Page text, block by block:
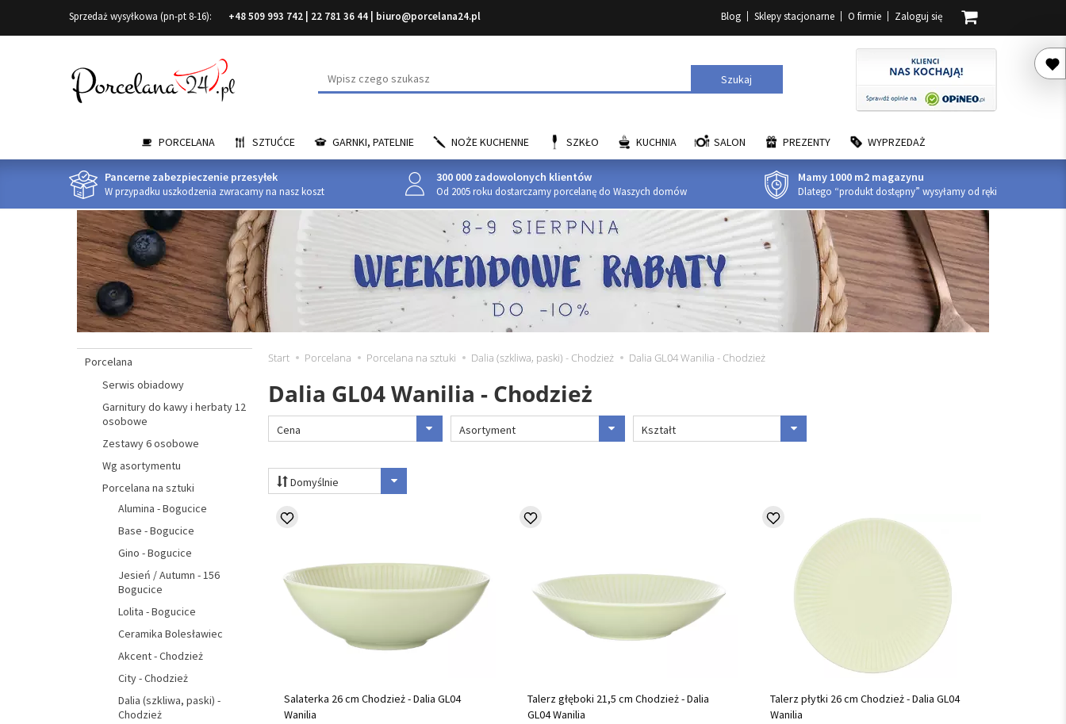
Sprzedaż wysyłkowa (pn-pt 8-16): +48 509 993 742 22 781 36 44 biuro@porcelana24.pl Blog Sklepy stacjonarne O firmie Zaloguj się
Wyszukaj Szukaj
PORCELANA SZTUĆCE GARNKI, PATELNIE NOŻE KUCHENNE SZKŁO KUCHNIA SALON PREZENTY WYPRZEDAŻ
Pancerne zabezpieczenie przesyłek
W przypadku uszkodzenia zwracamy na nasz koszt
300 000 zadowolonych klientów
Od 2005 roku dostarczamy porcelanę do Waszych domów
Mamy 1000 m2 magazynu
Dlatego “produkt dostępny” wysyłamy od ręki
Start Porcelana Porcelana na sztuki Dalia (szkliwa, paski) - Chodzież Dalia GL04 Wanilia - Chodzież
Dalia GL04 Wanilia - Chodzież
Cena Asortyment Kształt
Domyślnie
Salaterka 26 cm Chodzież - Dalia GL04
Wanilia
Talerz głęboki 21,5 cm Chodzież - Dalia
GL04 Wanilia
Talerz płytki 26 cm Chodzież - Dalia GL04
Wanilia
Porcelana
Serwis obiadowy
Garnitury do kawy i herbaty 12
osobowe
Zestawy 6 osobowe
Wg asortymentu
Porcelana na sztuki
Alumina - Bogucice
Base - Bogucice
Gino - Bogucice
Jesień / Autumn - 156
Bogucice
Lolita - Bogucice
Ceramika Bolesławiec
Akcent - Chodzież
City - Chodzież
Dalia (szkliwa, paski) -
Chodzież